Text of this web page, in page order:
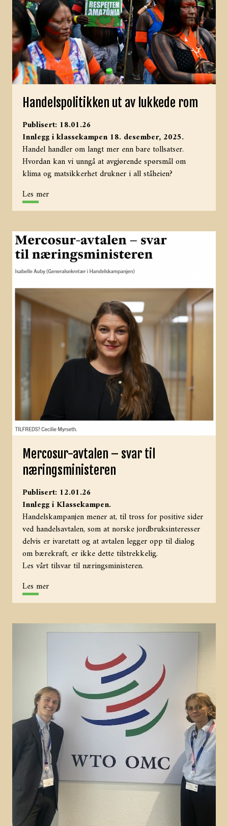
Handelspolitikken ut av lukkede rom
Publisert: 18.01.26
Innlegg i klassekampen 18. desember, 2025.
Handel handler om langt mer enn bare tollsatser.
Hvordan kan vi unngå at avgjørende spørsmål om
klima og matsikkerhet drukner i all ståheien?
Les mer
Mercosur-avtalen – svar til
næringsministeren
Publisert: 12.01.26
Innlegg i Klassekampen.
Handelskampanjen mener at, til tross for positive sider
ved handelsavtalen, som at norske jordbruksinteresser
delvis er ivaretatt og at avtalen legger opp til dialog
om bærekraft, er ikke dette tilstrekkelig.
Les vårt tilsvar til næringsministeren.
Les mer